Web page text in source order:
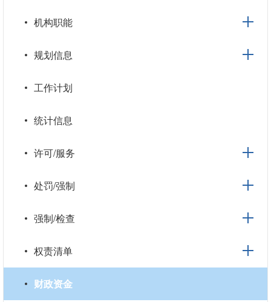
机构职能
规划信息
工作计划
统计信息
许可/服务
处罚/强制
强制/检查
权责清单
财政资金